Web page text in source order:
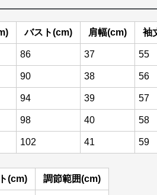
バスト(cm) 肩幅(cm) 袖
86 37 55
90 38 56
94 39 57
98 40 58
102 41 59
(cm) 調節範囲(cm)